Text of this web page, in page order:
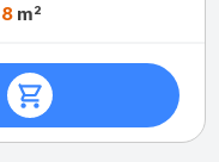
8 m²